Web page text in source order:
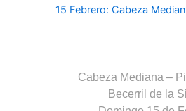
15 Febrero: Cabeza
Cabeza Mediana –
Becerril de la